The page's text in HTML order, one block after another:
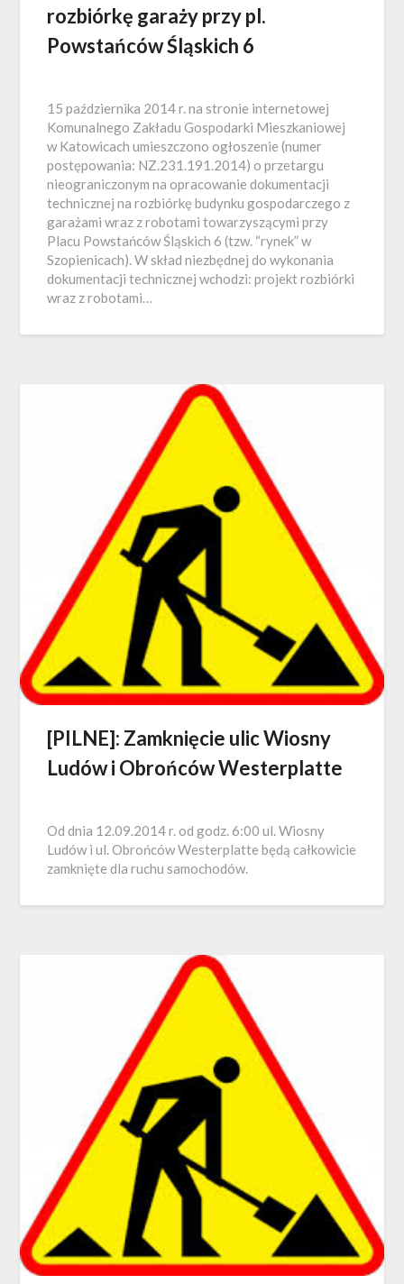
rozbiórkę garaży przy pl.
Powstańców Śląskich 6
15 października 2014 r. na stronie internetowej
Komunalnego Zakładu Gospodarki Mieszkaniowej
w Katowicach umieszczono ogłoszenie (numer
postępowania: NZ.231.191.2014) o przetargu
nieograniczonym na opracowanie dokumentacji
technicznej na rozbiórkę budynku gospodarczego z
garażami wraz z robotami towarzyszącymi przy
Placu Powstańców Śląskich 6 (tzw. “rynek” w
Szopienicach). W skład niezbędnej do wykonania
dokumentacji technicznej wchodzi: projekt rozbiórki
wraz z robotami…
[PILNE]: Zamknięcie ulic Wiosny
Ludów i Obrońców Westerplatte
Od dnia 12.09.2014 r. od godz. 6:00 ul. Wiosny
Ludów i ul. Obrońców Westerplatte będą całkowicie
zamknięte dla ruchu samochodów.